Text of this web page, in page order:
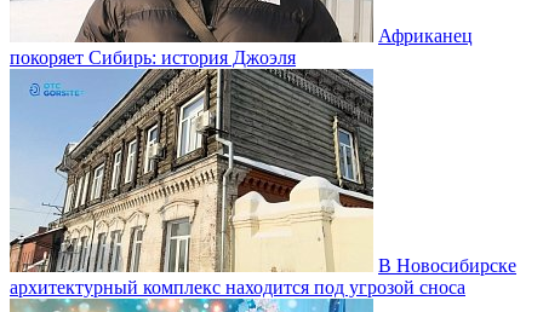
Африканец
покоряет Сибирь: история Джоэля
В Новосибирске
архитектурный комплекс находится под угрозой сноса